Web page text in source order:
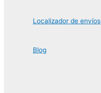
Localizador de envíos
Blog